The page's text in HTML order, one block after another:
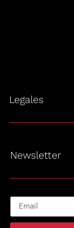
Legales
Newsletter